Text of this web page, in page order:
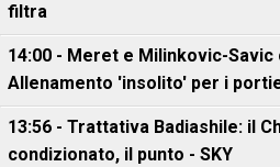
filtra
14:00 - Meret e Milinkovic-
Allenamento 'insolito' per i
13:56 - Trattativa Badiashile: il
condizionato, il punto - SKY